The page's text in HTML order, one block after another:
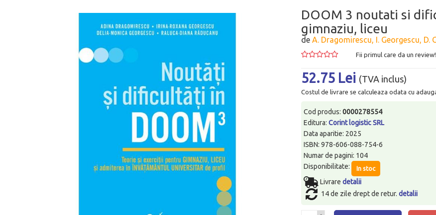
DOOM 3 noutati si
gimnaziu, liceu
deA. Dragomirescu, I. Georgescu, D.
Fii primul care da un review!
52.75 Lei (TVA inclus)
Costul de livrare se calculeaza odata cu
Cod produs:0000278554
Editura:Corint logistic SRL
Data aparitie: 2025
ISBN: 978-606-088-754-6
Numar de pagini: 104
Disponibilitate:
In stoc
Livraredetalii
14 de zile drept de retur.detalii